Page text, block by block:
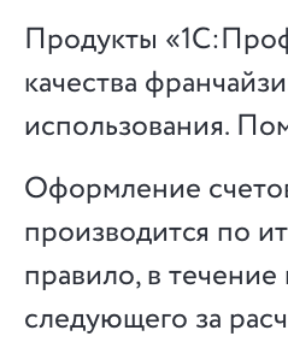
Продукты
качества
использования.
Оформление
производится по
правило, в
следующего за